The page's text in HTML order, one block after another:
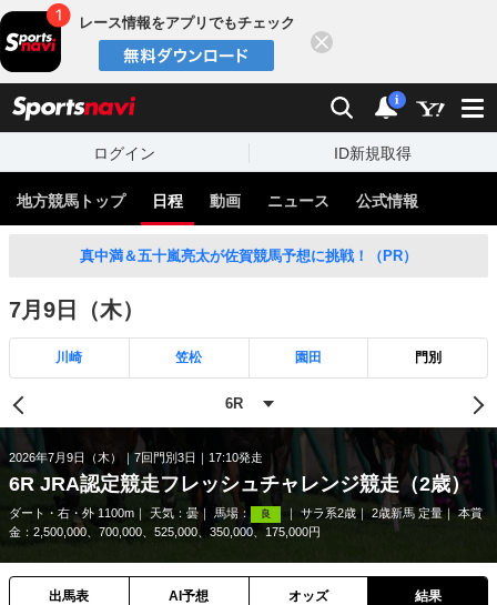
レース情報をアプリでもチェック
検索 通知
i
ログイン ID新規取得
地方競馬トップ 日程 動画 ニュース 公式情報
真中満＆五十嵐亮太が佐賀競馬予想に挑戦！（PR）
7月9日（木）
川崎 笠松 園田 門別
2026年7月9日（木） 7回門別3日 17:10発走
6R JRA認定競走フレッシュチャレンジ競走（2歳）
ダート・右・外 1100m 天気： 曇 馬場： 良 サラ系2歳 2歳新馬 定量
本賞
金：2,500,000、700,000、525,000、350,000、175,000円
出馬表 AI予想 オッズ 結果